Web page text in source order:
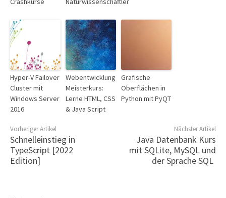
Hyper-V Failover
Cluster mit
Windows Server
2016
Webentwicklung
Meisterkurs:
Lerne HTML, CSS
& Java Script
Grafische
Oberflächen in
Python mit PyQT
Vorheriger Artikel
Schnelleinstieg in
TypeScript [2022
Edition]
Nächster Artikel
Java Datenbank Kurs
mit SQLite, MySQL und
der Sprache SQL